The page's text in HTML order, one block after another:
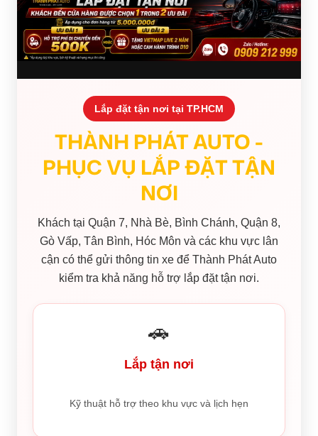
Lắp đặt tận nơi tại TP.HCM
THÀNH PHÁT AUTO -
PHỤC VỤ LẮP ĐẶT TẬN
NƠI
Khách tại Quận 7, Nhà Bè, Bình Chánh, Quận 8,
Gò Vấp, Tân Bình, Hóc Môn và các khu vực lân
cận có thể gửi thông tin xe để Thành Phát Auto
kiểm tra khả năng hỗ trợ lắp đặt tận nơi.
🚗
Lắp tận nơi
Kỹ thuật hỗ trợ theo khu vực và lịch hẹn